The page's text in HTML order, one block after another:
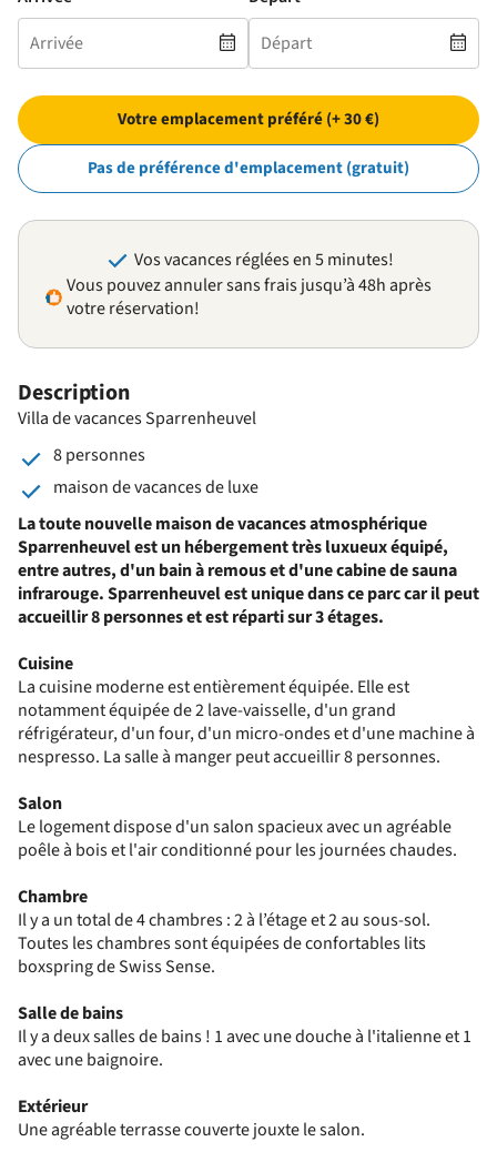
Description
Villa de vacances Sparrenheuvel
8 personnes
maison de vacances de luxe
La toute nouvelle maison de vacances atmosphérique
Sparrenheuvel est un hébergement très luxueux équipé,
entre autres, d'un bain à remous et d'une cabine de sauna
infrarouge. Sparrenheuvel est unique dans ce parc car il peut
accueillir 8 personnes et est réparti sur 3 étages.
Cuisine
La cuisine moderne est entièrement équipée. Elle est
notamment équipée de 2 lave-vaisselle, d'un grand
réfrigérateur, d'un four, d'un micro-ondes et d'une machine à
nespresso. La salle à manger peut accueillir 8 personnes.
Salon
Le logement dispose d'un salon spacieux avec un agréable
poêle à bois et l'air conditionné pour les journées chaudes.
Chambre
Il y a un total de 4 chambres : 2 à l’étage et 2 au sous-sol.
Toutes les chambres sont équipées de confortables lits
boxspring de Swiss Sense.
Salle de bains
Il y a deux salles de bains ! 1 avec une douche à l'italienne et 1
avec une baignoire.
Extérieur
Une agréable terrasse couverte jouxte le salon.
Votre emplacement préféré (+ 30 €)
Pas de préférence d'emplacement (gratuit)
Vos vacances réglées en 5 minutes!
Vous pouvez annuler sans frais jusqu’à 48h après
votre réservation!